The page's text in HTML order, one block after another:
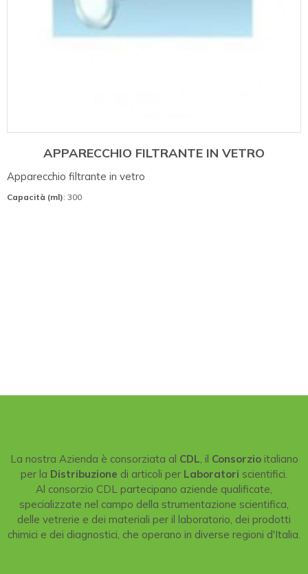
APPARECCHIO FILTRANTE IN VETRO
Apparecchio filtrante in vetro
Capacità (ml): 300
La nostra Azienda è consorziata al CDL , il Consorzioitaliano
per la Distribuzione di articoli per Laboratori scientifici.
Al consorzio CDL partecipano aziende qualificate,
specializzate nel campo della strumentazione scientifica,
delle vetrerie e dei materiali per il laboratorio, dei prodotti
chimici e dei diagnostici, che operano in diverse regioni d'Italia.